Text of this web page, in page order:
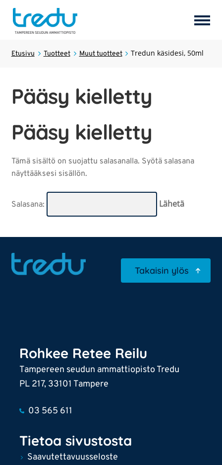
Tuotteet
Hostel Tredun Helmi
Koulutukset
Opiskelijayritykset
Tredun opiskelijat
Etusivu Tuotteet Muut tuotteet Tredun käsidesi, 50ml
Pääsy kielletty
Pääsy kielletty
Tämä sisältö on suojattu salasanalla. Syötä salasana
näyttääksesi sisällön.
Salasana:
Takaisin ylös
Rohkee Retee Reilu
Tampereen seudun ammattiopisto Tredu
PL 217, 33101 Tampere
03 565 611
Tietoa sivustosta
Saavutettavuusseloste